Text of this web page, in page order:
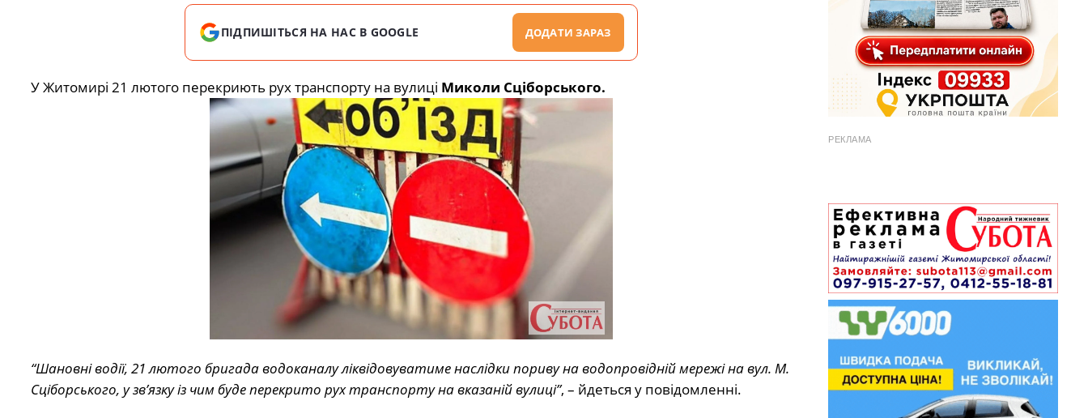
ПІДПИШІТЬСЯ НА НАС В GOOGLE ДОДАТИ ЗАРАЗ
У Житомирі 21 лютого перекриють рух транспорту на вулиці Миколи Сціборського.
“Шановні водії, 21 лютого бригада водоканалу ліквідовуватиме наслідки пориву на водопровідній мережі на вул. М.
Сціборського, у зв’язку із чим буде перекрито рух транспорту на вказаній вулиці”, – йдеться у повідомленні.
РЕКЛАМА